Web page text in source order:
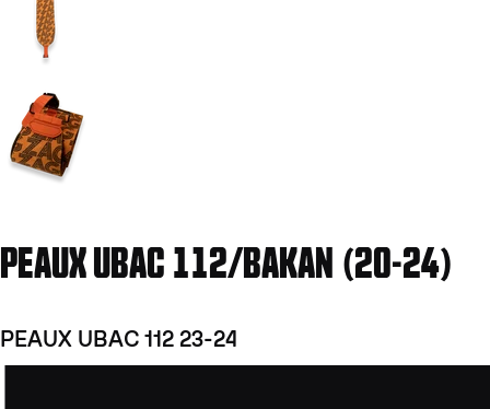
PEAUX UBAC 112/BAKAN (20-24)
PEAUX UBAC 112 23-24